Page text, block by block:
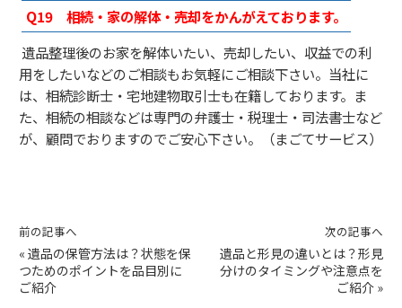
Q19 相続・家の解体・売却をかんがえております。
遺品整理後のお家を解体いたい、売却したい、収益での利
用をしたいなどのご相談もお気軽にご相談下さい。当社に
は、相続診断士・宅地建物取引士も在籍しております。ま
た、相続の相談などは専門の弁護士・税理士・司法書士など
が、顧問でおりますのでご安心下さい。（まごてサービス）
前の記事へ
« 遺品の保管方法は？状態を保
つためのポイントを品目別に
ご紹介
次の記事へ
遺品と形見の違いとは？形見
分けのタイミングや注意点を
ご紹介 »